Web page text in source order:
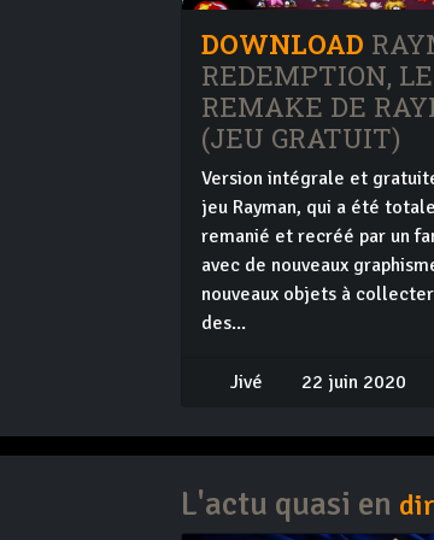
DOWNLOAD
REDEMPTION,
REMAKE DE
(JEU GRATUIT)
Version intégrale et
jeu Rayman, qui a été
remanié et recréé par un
avec de nouveaux
nouveaux objets à
des...
Jivé 22 juin 2020
L'actu quasi en